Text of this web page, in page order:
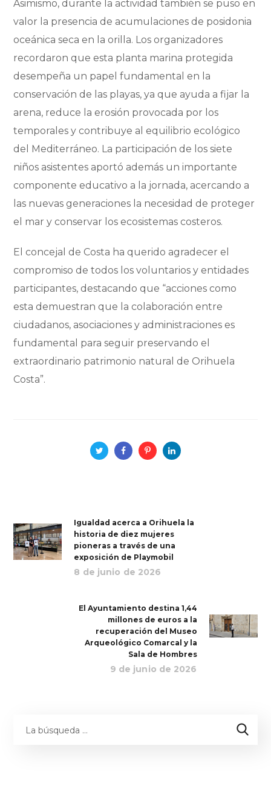
Asimismo, durante la actividad también se puso en
valor la presencia de acumulaciones de posidonia
oceánica seca en la orilla. Los organizadores
recordaron que esta planta marina protegida
desempeña un papel fundamental en la
conservación de las playas, ya que ayuda a fijar la
arena, reduce la erosión provocada por los
temporales y contribuye al equilibrio ecológico
del Mediterráneo. La participación de los siete
niños asistentes aportó además un importante
componente educativo a la jornada, acercando a
las nuevas generaciones la necesidad de proteger
el mar y conservar los ecosistemas costeros.
El concejal de Costa ha querido agradecer el
compromiso de todos los voluntarios y entidades
participantes, destacando que “acciones como
esta demuestran que la colaboración entre
ciudadanos, asociaciones y administraciones es
fundamental para seguir preservando el
extraordinario patrimonio natural de Orihuela
Costa”.
Igualdad acerca a Orihuela la
historia de diez mujeres
pioneras a través de una
exposición de Playmobil
8 de junio de 2026
El Ayuntamiento destina 1,44
millones de euros a la
recuperación del Museo
Arqueológico Comarcal y la
Sala de Hombres
9 de junio de 2026